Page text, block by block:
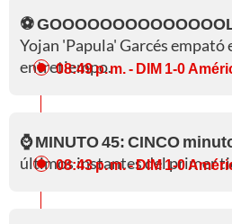
⚽
Yojan 'Papula' Garcés empató
entretiempo.
08:49 p. m.- DIM 1-0
⌚ MINUTO 45: CINCO
últimos instantes del primer
08:43 p. m.- DIM 1-0